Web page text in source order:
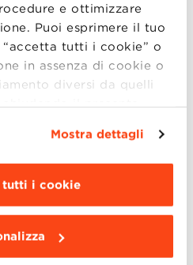
e ottimizzare
Puoi esprimere il tuo
“accetta tutti i cookie” o
in assenza di cookie o
diversi da quelli
il presente
Dettagli ”. Per
di navigazione e
le terze parti e i cookie
Mostra dettagli
tutti i cookie
ho pensato a quanto
di idee, di progetti. Ho
capacità di mettere a
che lo
e l’ironia che
cosa facesse. Quanto
i suoi labrador. Credo che
e come imprenditore”.
un’amicizia. Non
di frequentarci a lungo, ma
una bravissima persona